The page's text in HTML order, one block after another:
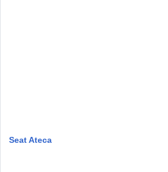
Seat Ateca